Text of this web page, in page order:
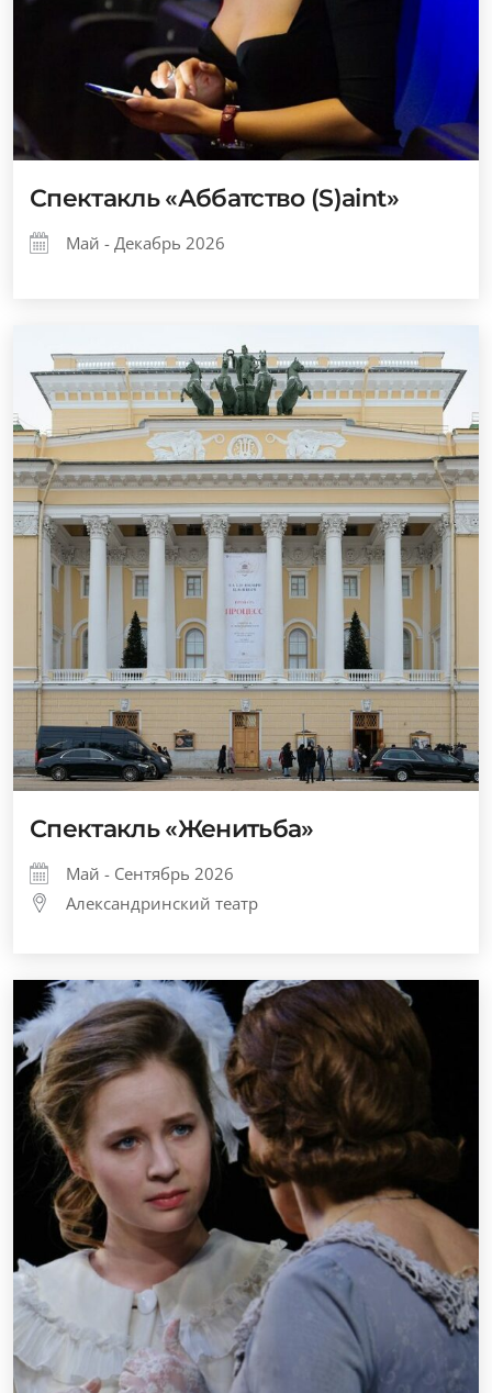
Спектакль «Аббатство (S)aint»
Май - Декабрь 2026
Спектакль «Женитьба»
Май - Сентябрь 2026
Александринский театр